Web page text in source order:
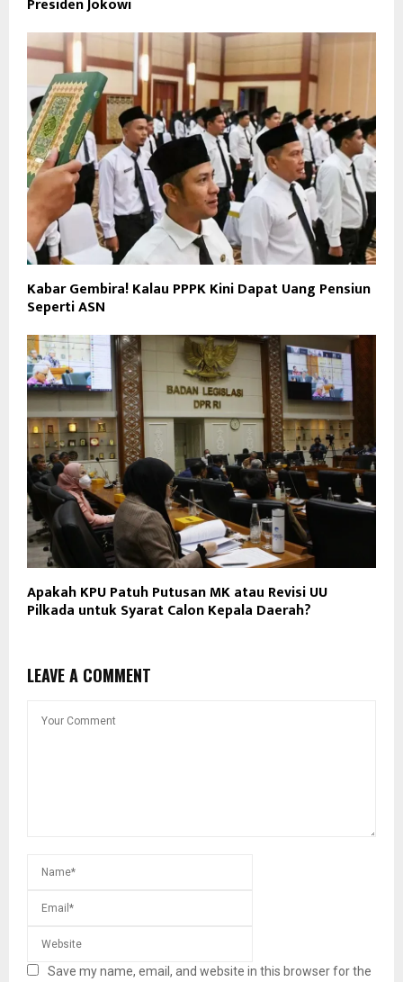
Kabar Gembira! Kalau PPPK Kini Dapat Uang Pensiun
Seperti ASN
Apakah KPU Patuh Putusan MK atau Revisi UU
Pilkada untuk Syarat Calon Kepala Daerah?
LEAVE A COMMENT
Save my name, email, and website in this browser for the